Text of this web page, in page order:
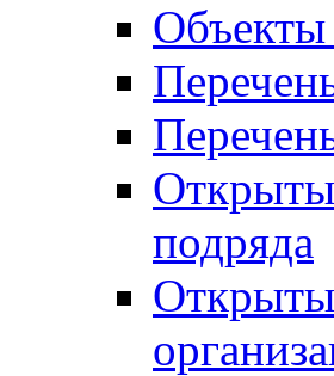
Объекты
подряда